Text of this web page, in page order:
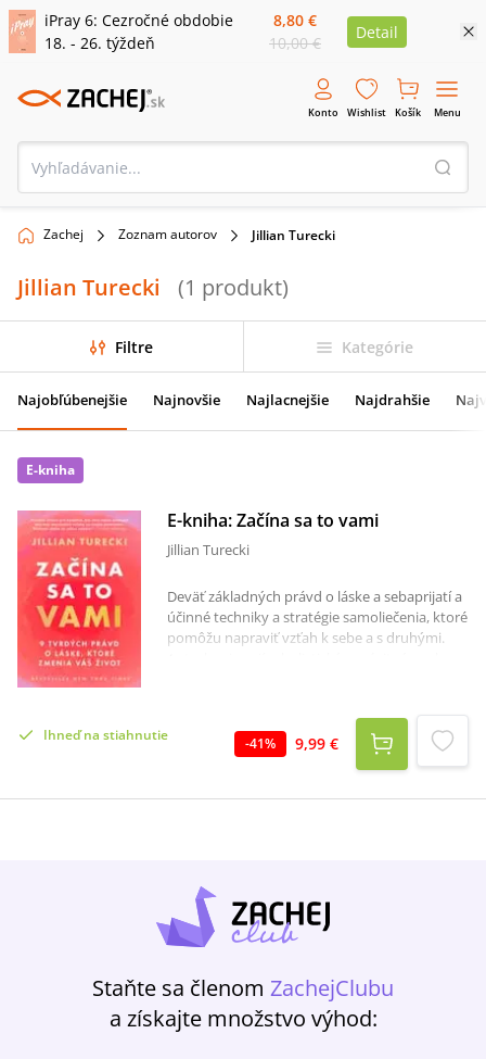
iPray 6: Cezročné obdobie
18. - 26. týždeň
8,80 €
10,00 €
Detail
Konto Wishlist Košík Menu
Zachej Zoznam autorov Jillian Turecki
Jillian Turecki (1 produkt)
Filtre Kategórie
Najobľúbenejšie Najnovšie Najlacnejšie Najdrahšie
E-kniha
E-kniha: Začína sa to vami
Jillian Turecki
Deväť základných právd o láske a sebaprijatí a
účinné techniky a stratégie samoliečenia, ktoré
pomôžu napraviť vzťah k sebe a s druhými.
očakávanej debutovej knihe zdôrazňuje, že ak
túžime po hlbokom vzťahu plnom spojenia,
istoty a intimity, musíme začať vo svojom
našich vzťahov sme totiž my. Na základe
chceme zmeniť svoj život. Spojením
terapeutického prístupu, somatických techník,
príkladov z praxe, praktických nástrojov, tipov
a usmerňujúcich otázok ponúka kniha jasnú
sebe a nájsť tak aj vo vzťahoch lásku, ktorú si
zaslúžime.
Ihneď na stiahnutie -41% 9,99 €
Staňte sa členom ZachejClubu
a získajte množstvo výhod: